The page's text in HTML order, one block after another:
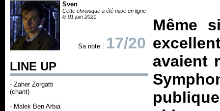
Sven
Cette chronique a été mise en ligne
le 01 juin 2021
Sa note : 17/20
LINE UP
- Zaher Zorgatti
(chant)
- Malek Ben Arbia
Même
avaient